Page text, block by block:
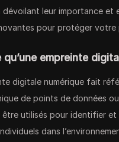
dévoilant leur importance et
pour protéger votre
qu’une empreinte
digitale numérique fait
de points de données
utilisés pour identifier et
dans